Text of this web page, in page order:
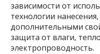
зависимости от
технологии
дополнительными
защита от влаги,
электропроводность.